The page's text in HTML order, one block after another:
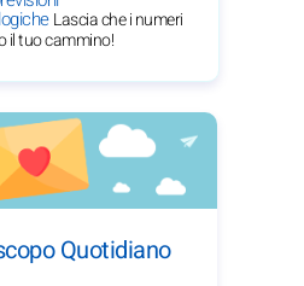
Lascia che i numeri
il tuo cammino!
Quotidiano